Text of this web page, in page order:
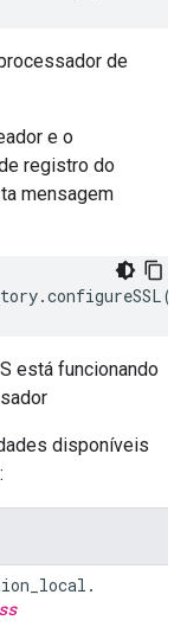
de
e o
registro do
mensagem
.configureSSL()
está funcionando
disponíveis
: